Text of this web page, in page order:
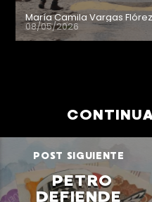
María Camila Vargas Flórez
08/05/2026
POST SIGUIENTE
PETRO
DEFIENDE